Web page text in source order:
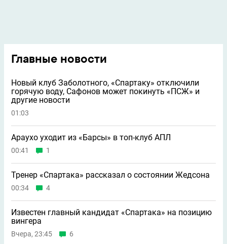
Главные новости
Новый клуб Заболотного, «Спартаку» отключили
горячую воду, Сафонов может покинуть «ПСЖ» и
другие новости
01:03
Араухо уходит из «Барсы» в топ-клуб АПЛ
00:41 1
Тренер «Спартака» рассказал о состоянии Жедсона
00:34 4
Известен главный кандидат «Спартака» на позицию
вингера
Вчера, 23:45 6